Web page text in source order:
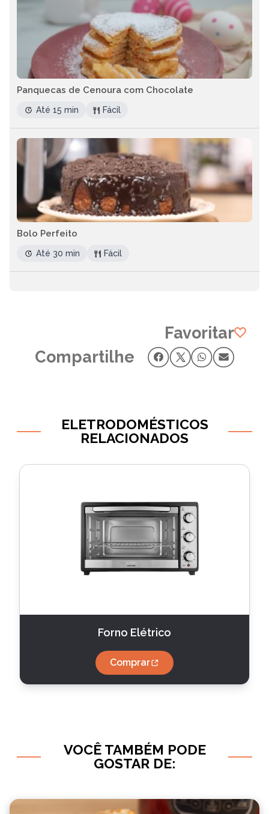
Panquecas de Cenoura com Chocolate
Até 15 min Fácil
Bolo Perfeito
Até 30 min Fácil
Favoritar
Compartilhe
ELETRODOMÉSTICOS
RELACIONADOS
Forno Elétrico
Comprar
VOCÊ TAMBÉM PODE
GOSTAR DE: